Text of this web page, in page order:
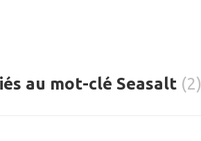
au mot-clé Seasalt (2)